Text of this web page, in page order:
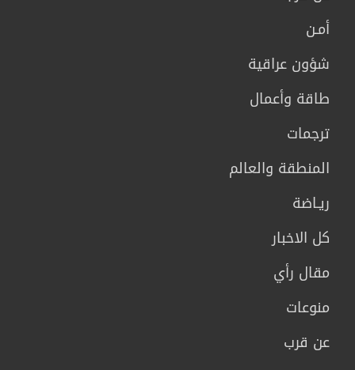
أمـن
شؤون عراقية
طاقة وأعمال
ترجمات
المنطقة والعالم
ريـاضة
كل الاخبار
مقال رأي
منوعات
عن قرب